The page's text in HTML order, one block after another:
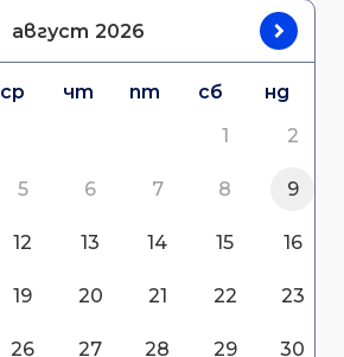
август 2026
ср чт пт сб
нд
1
2
5 6 7 8 9
12 13 14 15 16
19 20 21 22 23
26 27 28 29 30